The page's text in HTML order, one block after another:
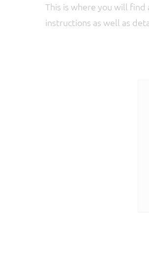
This is where you will
instructions as well as